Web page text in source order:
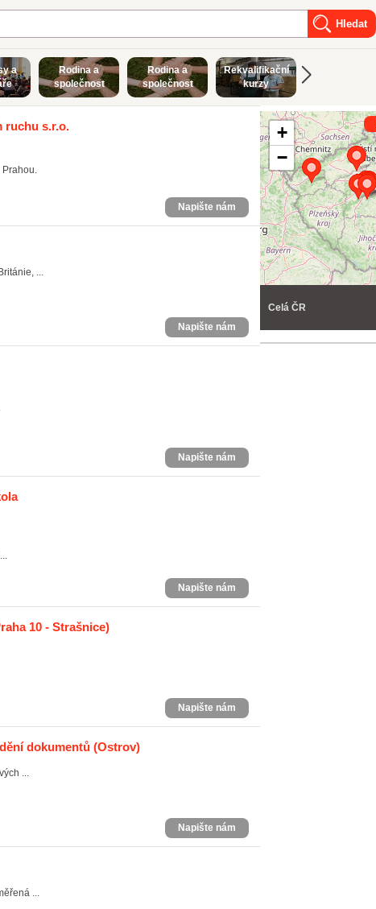
a
Rodina a
společnost
Rodina a
společnost
Rekvalifikační
kurzy
ruchu s.r.o.
Prahou.
Napište nám
...
Napište nám
Napište nám
Napište nám
10 - Strašnice)
Napište nám
dokumentů (Ostrov)
...
Napište nám
...
+
−
Celá ČR